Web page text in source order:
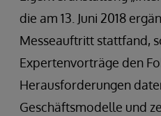
die am 13. Juni 2018
Messeauftritt stattfand,
Expertenvorträge den
Herausforderungen
Geschäftsmodelle und